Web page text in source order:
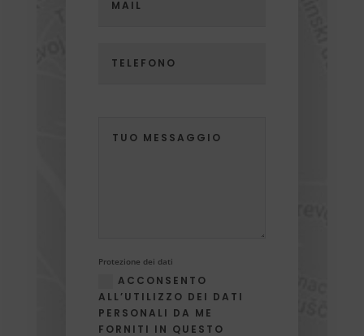
Protezione dei dati
ACCONSENTO
ALL’UTILIZZO DEI DATI
PERSONALI DA ME
FORNITI IN QUESTO